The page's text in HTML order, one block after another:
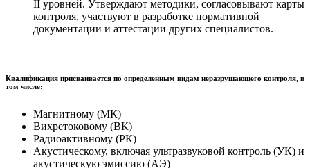
II уровней. Утверждают методики, согласовывают карты
контроля, участвуют в разработке нормативной
документации и аттестации других специалистов.
Квалификация присваивается по определенным видам неразрушающего контроля, в
том числе:
Магнитному (МК)
Вихретоковому (ВК)
Радиоактивному (РК)
Акустическому, включая ультразвуковой контроль (УК) и
акустическую эмиссию (АЭ)